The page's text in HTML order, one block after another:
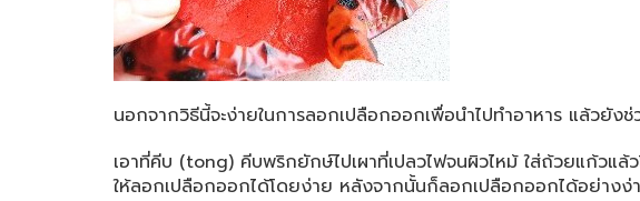
นอกจากวิธีนี้จะง่ายในการลอกเปลือกออกเพื่อนำไปทำอาหาร แล้วยัง
เอาที่คีบ (tong) คีบพริกยักษ์ไปเผาที่เปลวไฟจนผิวไหม้ ใส่ถ้วยแก้วแ
ให้ลอกเปลือกออกได้โดยง่าย หลังจากนั้นก็ลอกเปลือกออกได้อย่างง่